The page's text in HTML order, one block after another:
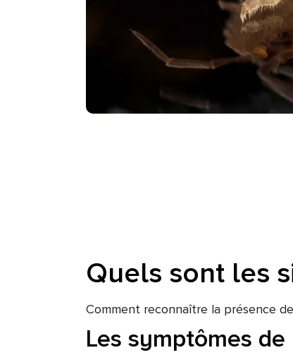
Quels sont les
Comment reconnaître la présence
Les symptômes